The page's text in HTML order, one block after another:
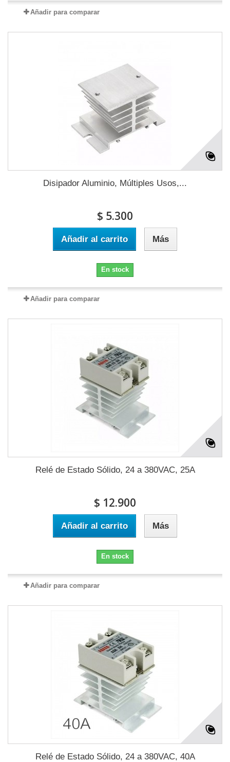
Añadir para comparar
Disipador Aluminio, Múltiples Usos,...
$ 5.300
Añadir al carrito Más
En stock
Añadir para comparar
Relé de Estado Sólido, 24 a 380VAC, 25A
$ 12.900
Añadir al carrito Más
En stock
Añadir para comparar
Relé de Estado Sólido, 24 a 380VAC, 40A